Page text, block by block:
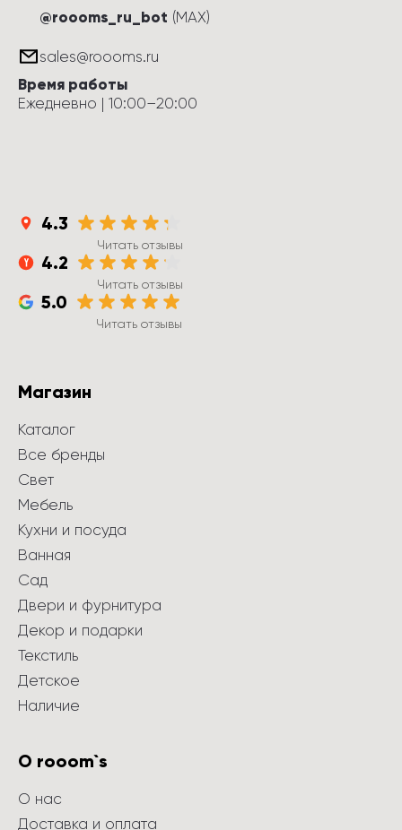
@roooms_ru_bot (MAX)
sales@roooms.ru
Время работы
Ежедневно | 10:00–20:00
4.3
Читать отзывы
4.2
Читать отзывы
5.0
Читать отзывы
Магазин
Каталог
Все бренды
Свет
Мебель
Кухни и посуда
Ванная
Сад
Двери и фурнитура
Декор и подарки
Текстиль
Детское
Наличие
О rooom`s
О нас
Доставка и оплата